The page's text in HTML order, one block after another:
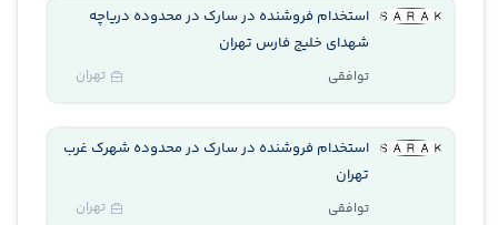
استخدام فروشنده در سارک در محدوده دریاچه
شهدای خلیج فارس تهران
توافقی تهران
استخدام فروشنده در سارک در محدوده شهرک غرب
تهران
توافقی تهران